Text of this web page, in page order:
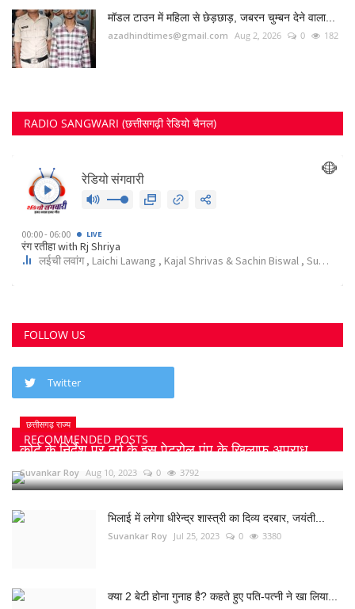
मॉडल टाउन में महिला से छेड़छाड़, जबरन चुम्बन देने वाला...
azadhindtimes@gmail.com Aug 2, 2026 0 182
RADIO SANGWARI (छत्तीसगढ़ी रेडियो चैनल)
FOLLOW US
Twitter
RECOMMENDED POSTS
छत्तीसगढ़ राज्य
कोर्ट के निर्देश पर दुर्ग के इस पेट्रोल पंप के खिलाफ अपराध...
Suvankar Roy Aug 10, 2023 0 3792
भिलाई में लगेगा धीरेन्द्र शास्त्री का दिव्य दरबार, जयंती...
Suvankar Roy Jul 25, 2023 0 3380
क्या 2 बेटी होना गुनाह है? कहते हुए पति-पत्नी ने खा लिया...